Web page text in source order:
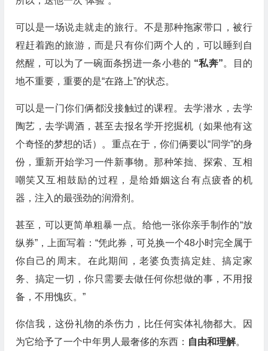
可以是一场说走就走的旅行。不是那种拖家带口，被行
程赶着跑的旅游，而是只有你们两个人的，可以睡到自
然醒，可以为了一碗面条拐进一条小巷的 “私奔”。目的
地不重要，重要的是“在路上”的状态。
可以是一门你们俩都没接触过的课程。去学潜水，去学
陶艺，去学调酒，甚至去报名学开挖掘机（如果他有这
个奇怪的梦想的话）。重点在于，你们俩要以“同学”的身
份，重新开始学习一件新事物。那种笨拙、探索、互相
嘲笑又互相鼓励的过程，是给婚姻这台有点疲沓的机
器，注入的最强劲的润滑剂。
甚至，可以更简单粗暴一点。给他一张你亲手制作的“放
纵券”，上面写着：“凭此券，可兑换一个48小时完全属于
你自己的周末。在此期间，老婆负责搞定娃、搞定家
务、搞定一切，你只需要去做任何你想做的事，不用报
备，不用愧疚。”
你信我，这份礼物的杀伤力，比任何实体礼物都大。因
为它给予了一个中年男人最奢侈的东西： 自由和理解。